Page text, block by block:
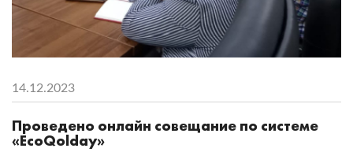
14.12.2023
Проведено онлайн совещание по системе
«EcoQolday»